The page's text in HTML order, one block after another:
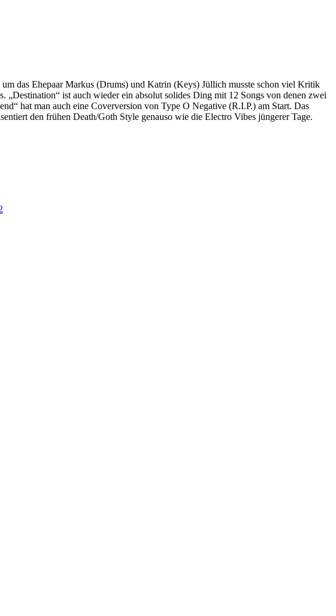
das Ehepaar Markus (Drums) und Katrin (Keys) Jüllich musste schon viel Kritik
„Destination“ ist auch wieder ein absolut solides Ding mit 12 Songs von denen zwei
hat man auch eine Coverversion von Type O Negative (R.I.P.) am Start. Das
den frühen Death/Goth Style genauso wie die Electro Vibes jüngerer Tage.